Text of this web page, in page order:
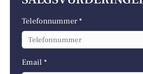
Telefonnummer *
Email *